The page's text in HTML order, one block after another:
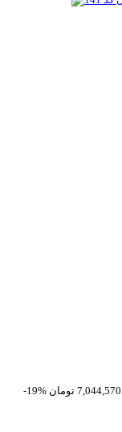
-19%
7,044,570 تومان